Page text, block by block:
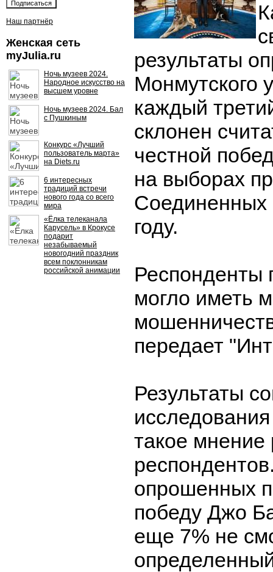
Наш партнёр
Женская сеть
myJulia.ru
Ночь музеев 2024.
Народное искусство на
высшем уровне
Ночь музеев 2024. Бал
с Пушкиным
Конкурс «Лучший
пользователь марта»
на Diets.ru
6 интересных
традиций встречи
нового года со всего
мира
«Ёлка телеканала
Карусель» в Крокусе
подарит
незабываемый
новогодний праздник
всем поклонникам
российской анимации
результаты
Монмутского
каждый
склонен
честной
на выборах
Соединенных
году.
Респонденты
могло иметь
передает
Результаты
такое мнение
опрошенных
победу Джо
еще 7% не